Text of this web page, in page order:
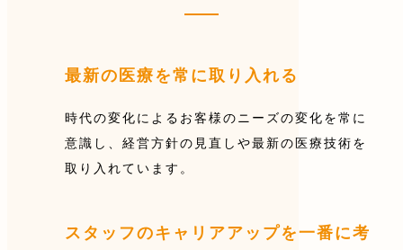
最新の医療を常に取り入れる
時代の変化によるお客様のニーズの変化を常に
意識し、経営方針の見直しや最新の医療技術を
取り入れています。
スタッフのキャリアアップを一番に考